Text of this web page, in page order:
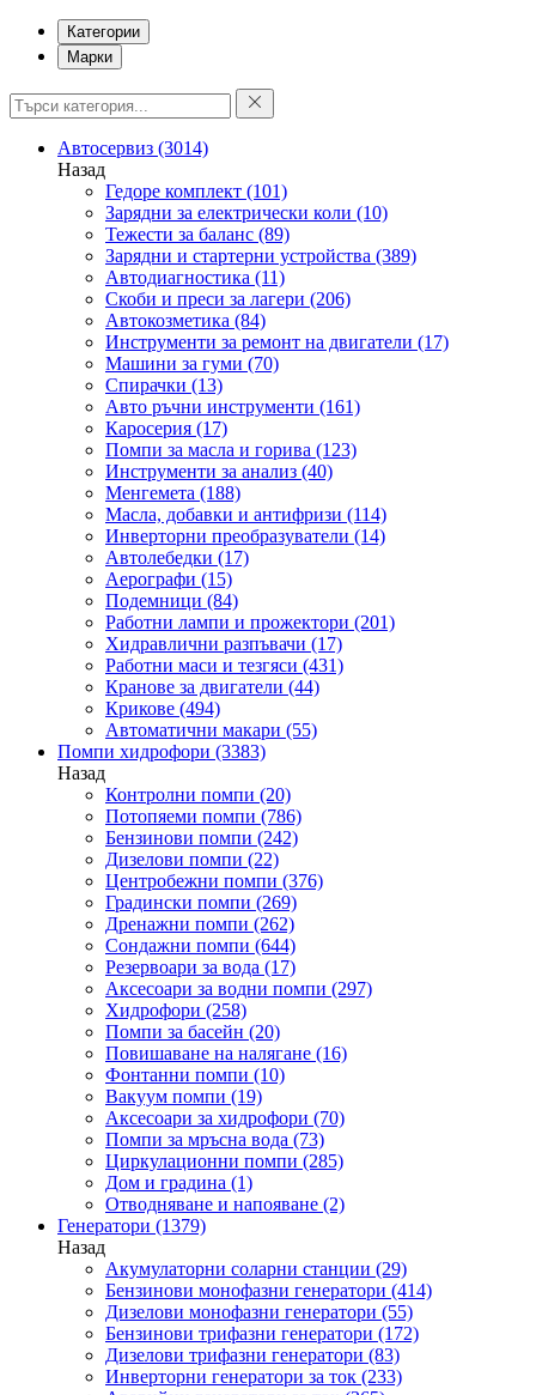
Категории
Марки
Автосервиз (3014)
Назад
Гедоре комплект (101)
Зарядни за електрически коли (10)
Тежести за баланс (89)
Зарядни и стартерни устройства (389)
Автодиагностика (11)
Скоби и преси за лагери (206)
Автокозметика (84)
Инструменти за ремонт на двигатели (17)
Машини за гуми (70)
Спирачки (13)
Авто ръчни инструменти (161)
Каросерия (17)
Помпи за масла и горива (123)
Инструменти за анализ (40)
Менгемета (188)
Масла, добавки и антифризи (114)
Инверторни преобразуватели (14)
Автолебедки (17)
Аерографи (15)
Подемници (84)
Работни лампи и прожектори (201)
Хидравлични разпъвачи (17)
Работни маси и тезгяси (431)
Кранове за двигатели (44)
Крикове (494)
Автоматични макари (55)
Помпи хидрофори (3383)
Назад
Контролни помпи (20)
Потопяеми помпи (786)
Бензинови помпи (242)
Дизелови помпи (22)
Центробежни помпи (376)
Градински помпи (269)
Дренажни помпи (262)
Сондажни помпи (644)
Резервоари за вода (17)
Аксесоари за водни помпи (297)
Хидрофори (258)
Помпи за басейн (20)
Повишаване на налягане (16)
Фонтанни помпи (10)
Вакуум помпи (19)
Аксесоари за хидрофори (70)
Помпи за мръсна вода (73)
Циркулационни помпи (285)
Дом и градина (1)
Отводняване и напояване (2)
Генератори (1379)
Назад
Акумулаторни соларни станции (29)
Бензинови монофазни генератори (414)
Дизелови монофазни генератори (55)
Бензинови трифазни генератори (172)
Дизелови трифазни генератори (83)
Инверторни генератори за ток (233)